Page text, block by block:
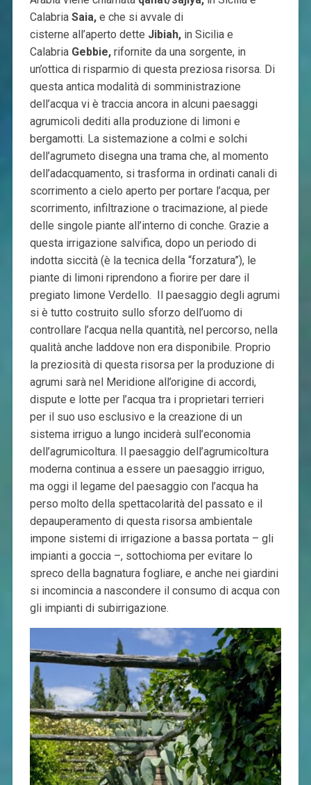
Calabria Saia, e che si avvale di
cisterne all’aperto dette Jibiah, in Sicilia e
Calabria Gebbie,rifornite da una sorgente, in
un’ottica di risparmio di questa preziosa risorsa. Di
questa antica modalità di somministrazione
dell’acqua vi è traccia ancora in alcuni paesaggi
agrumicoli dediti alla produzione di limoni e
bergamotti. La sistemazione a colmi e solchi
dell’agrumeto disegna una trama che, al momento
dell’adacquamento, si trasforma in ordinati canali di
scorrimento a cielo aperto per portare l’acqua, per
scorrimento, infiltrazione o tracimazione, al piede
delle singole piante all’interno di conche. Grazie a
questa irrigazione salvifica, dopo un periodo di
indotta siccità (è la tecnica della “forzatura”), le
piante di limoni riprendono a fiorire per dare il
pregiato limone Verdello. Il paesaggio degli agrumi
si è tutto costruito sullo sforzo dell’uomo di
controllare l’acqua nella quantità, nel percorso, nella
qualità anche laddove non era disponibile. Proprio
la preziosità di questa risorsa per la produzione di
agrumi sarà nel Meridione all’origine di accordi,
dispute e lotte per l’acqua tra i proprietari terrieri
per il suo uso esclusivo e la creazione di un
sistema irriguo a lungo inciderà sull’economia
dell’agrumicoltura. Il paesaggio dell’agrumicoltura
moderna continua a essere un paesaggio irriguo,
ma oggi il legame del paesaggio con l’acqua ha
perso molto della spettacolarità del passato e il
depauperamento di questa risorsa ambientale
impone sistemi di irrigazione a bassa portata – gli
impianti a goccia –, sottochioma per evitare lo
spreco della bagnatura fogliare, e anche nei giardini
si incomincia a nascondere il consumo di acqua con
gli impianti di subirrigazione.